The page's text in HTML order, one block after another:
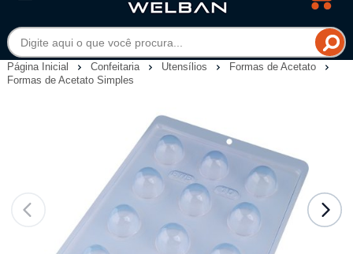
Página Inicial Confeitaria Utensílios
Formas de Acetato
Formas de Acetato Simples